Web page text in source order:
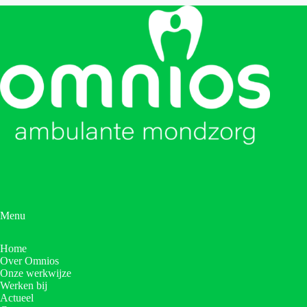
Menu
Home
Over Omnios
Onze werkwijze
Werken bij
Actueel